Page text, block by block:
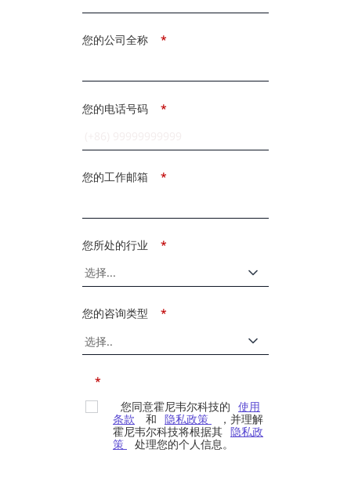
*
您的公司全称
*
您的电话号码
*
您的工作邮箱
*
您所处的行业
*
您的咨询类型
*
您同意霍尼韦尔科技的 使用
条款
和 隐私政策
，并理解
霍尼韦尔科技将根据其 隐私政
策
处理您的个人信息。